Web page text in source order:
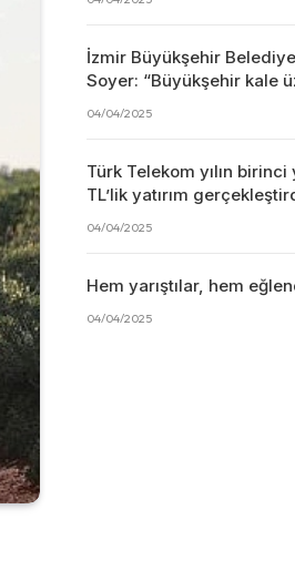
İzmir Büyükşehir
Soyer: “Büyükşehir kale
04/04/2025
Türk Telekom yılın birinci
TL’lik yatırım
04/04/2025
Hem yarıştılar, hem
04/04/2025